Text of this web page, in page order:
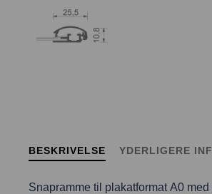
BESKRIVELSE YDERLIGERE
Snapramme til plakatformat A0